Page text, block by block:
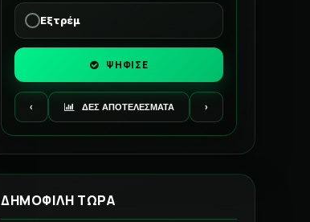
Εξτρέμ
ΨΗΦΙΣΕ
‹ ΔΕΣ ΑΠΟΤΕΛΕΣΜΑΤΑ ›
ΔΗΜΟΦΙΛΗ ΤΩΡΑ